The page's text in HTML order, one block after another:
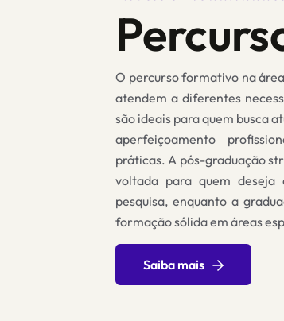
O percurso formativo na
atendem a diferentes
são ideais para quem busca
aperfeiçoamento
práticas. A pós-graduação
voltada para quem deseja
pesquisa, enquanto a
formação sólida em áreas
Saiba mais